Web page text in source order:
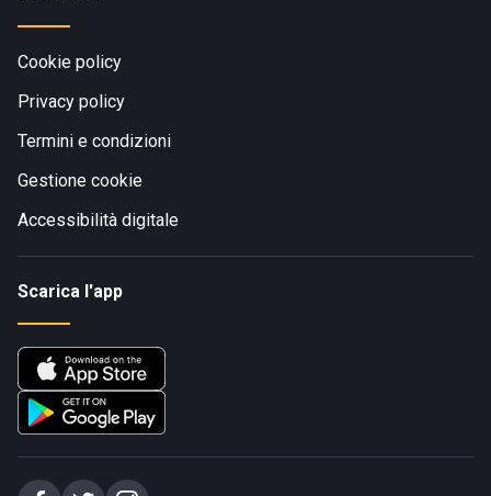
Cookie policy
Privacy policy
Termini e condizioni
Gestione cookie
Accessibilità digitale
Scarica l'app